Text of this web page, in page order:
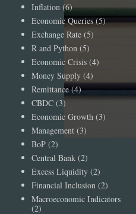
Inflation (6)
Economic Queries (5)
Exchange Rate (5)
R and Python (5)
Economic Crisis (4)
Money Supply (4)
Remittance (4)
CBDC (3)
Economic Growth (3)
Management (3)
BoP (2)
Central Bank (2)
Excess Liquidity (2)
Financial Inclusion (2)
Macroeconomic Indicators
(2)